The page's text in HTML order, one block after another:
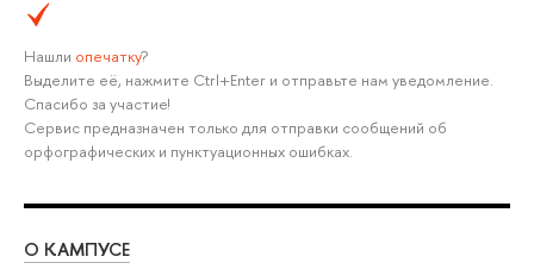
Нашли опечатку?
Выделите её, нажмите Ctrl+Enter и отправьте нам уведомление.
Спасибо за участие!
Сервис предназначен только для отправки сообщений об
орфографических и пунктуационных ошибках.
О КАМПУСЕ